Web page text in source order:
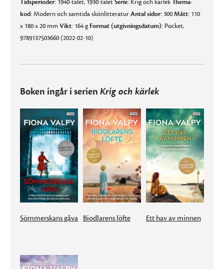
Tidsperioder: 1940-talet, 1930-taletSerie: Krig och kärlekThema-
kod:Modern och samtida skönlitteraturAntal sidor:300Mått: 110
x 180 x 20 mmVikt: 164 g Format (utgivningsdatum): Pocket,
9789137503660 (2022-02-10)
Boken ingår i serien Krig och kärlek
Sömmerskans gåva Biodlarens löfte Ett hav av minnen